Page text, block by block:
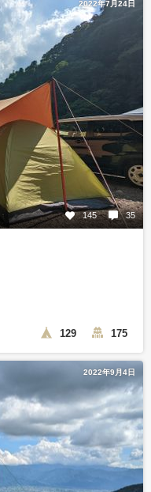
2022年7月24日
145 35
129 175
2022年9月4日